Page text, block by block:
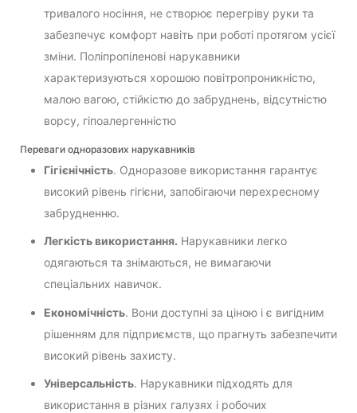
тривалого носіння, не створює перегріву руки та
забезпечує комфорт навіть при роботі протягом усієї
зміни. Поліпропіленові нарукавники
характеризуються хорошою повітропроникністю,
малою вагою, стійкістю до забруднень, відсутністю
ворсу, гіпоалергенністю
Переваги одноразових нарукавників
Гігієнічність. Одноразове використання гарантує
високий рівень гігієни, запобігаючи перехресному
забрудненню.
Легкість використання. Нарукавники легко
одягаються та знімаються, не вимагаючи
спеціальних навичок.
Економічність. Вони доступні за ціною і є вигідним
рішенням для підприємств, що прагнуть забезпечити
високий рівень захисту.
Універсальність. Нарукавники підходять для
використання в різних галузях і робочих